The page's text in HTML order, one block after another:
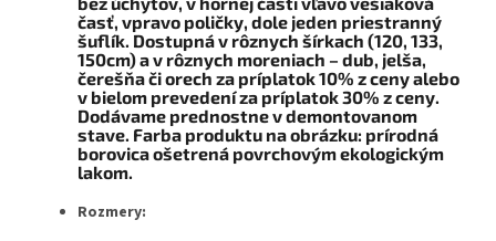
časť, vpravo poličky, dole jeden priestranný
šuflík. Dostupná v rôznych šírkach (120, 133,
150cm) a v rôznych moreniach – dub, jelša,
čerešňa či orech za príplatok 10% z ceny alebo
v bielom prevedení za príplatok 30% z ceny.
Dodávame prednostne v demontovanom
stave. Farba produktu na obrázku: prírodná
borovica ošetrená povrchovým ekologickým
lakom.
Rozmery: